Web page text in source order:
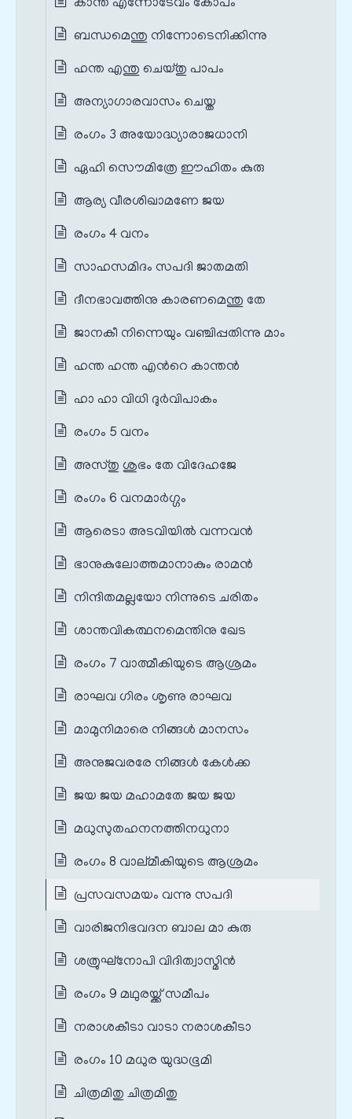
കാന്ത എന്നോടേവം കോപം
ബന്ധമെന്തു നിന്നോടെനിക്കിന്നു
ഹന്ത എന്തു ചെയ്തു പാപം
അന്യാഗാരവാസം ചെയ്ത
രംഗം 3 അയോദ്ധ്യാരാജധാനി
ഏഹി സൌമിത്രേ ഈഹിതം കുരു
ആര്യ വീരശിഖാമണേ ജയ
രംഗം 4 വനം
സാഹസമിദം സപദി ജാതമതി
ദീനഭാവത്തിനു കാരണമെന്തു തേ
ജാനകീ നിന്നെയും വഞ്ചിപ്പതിന്നു മാം
ഹന്ത ഹന്ത എന്‍റെ കാന്തന്‍
ഹാ ഹാ വിധി ദുര്‍വിപാകം
രംഗം 5 വനം
അസ്തു ശുഭം തേ വിദേഹജേ
രംഗം 6 വനമാര്‍ഗ്ഗം
ആരെടാ അടവിയില്‍ വന്നവന്‍
ഭാനുകുലോത്തമാനാകും രാമന്‍
നിന്ദിതമല്ലയോ നിന്നുടെ ചരിതം
ശാന്തവികത്ഥനമെന്തിനു ഖേട
രംഗം 7 വാത്മീകിയുടെ ആശ്രമം
രാഘവ ഗിരം ശൃണു രാഘവ
മാമുനിമാരെ നിങ്ങള്‍ മാനസം
അനുജവരരേ നിങ്ങള്‍ കേള്‍ക്ക
ജയ ജയ മഹാമതേ ജയ ജയ
മധുസുതഹനനത്തിനധുനാ
രംഗം 8 വാല്മീകിയുടെ ആശ്രമം
പ്രസവസമയം വന്നു സപദി
വാരിജനിഭവദന ബാല മാ കുരു
ശത്രുഘ്നോപി വിദിത്വാസ്മിന്‍
രംഗം 9 മഥുരയ്ക്ക് സമീപം
നരാശകീടാ വാടാ നരാശകീടാ
രംഗം 10 മധുര യുദ്ധഭൂമി
ചിത്രമിതു ചിത്രമിതു